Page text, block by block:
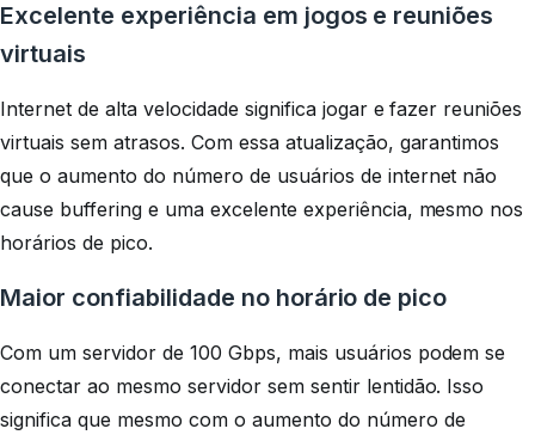
Excelente experiência em jogos e reuniões
virtuais
Internet de alta velocidade significa jogar e fazer reuniões
virtuais sem atrasos. Com essa atualização, garantimos
que o aumento do número de usuários de internet não
cause buffering e uma excelente experiência, mesmo nos
horários de pico.
Maior confiabilidade no horário de pico
Com um servidor de 100 Gbps, mais usuários podem se
conectar ao mesmo servidor sem sentir lentidão. Isso
significa que mesmo com o aumento do número de